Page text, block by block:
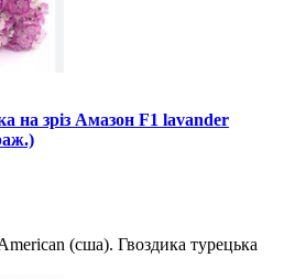
на зріз Амазон F1 lavander
(сша). Гвоздика турецька